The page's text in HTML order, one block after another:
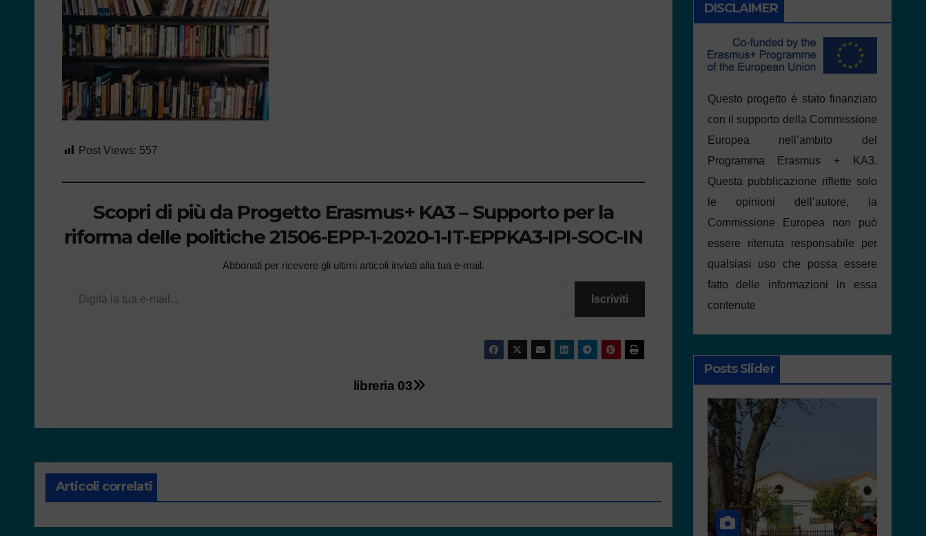
Post Views: 557
Scopri di più da Progetto Erasmus+ KA3 – Supporto per la
riforma delle politiche 21506-EPP-1-2020-1-IT-EPPKA3-IPI-SOC-IN
Abbonati per ricevere gli ultimi articoli inviati alla tua e-mail.
Iscriviti
libreria 03
Articoli correlati
DISCLAIMER
Questo progetto è stato finanziato
con il supporto della Commissione
Europea nell’ambito del
Programma Erasmus + KA3.
Questa pubblicazione riflette solo
le opinioni dell’autore, la
Commissione Europea non può
essere ritenuta responsabile per
qualsiasi uso che possa essere
fatto delle informazioni in essa
contenute
Posts Slider